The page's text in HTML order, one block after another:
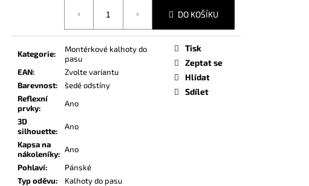
DO KOŠÍKU
Kategorie:
Montérkové kalhoty do
pasu
EAN:
Zvolte variantu
Barevnost:
šedé odstíny
Reflexní
prvky:
Ano
3D
silhouette:
Ano
Kapsa na
nákoleníky: Ano
Pohlaví:
Pánské
Typ oděvu:
Kalhoty do pasu
Tisk
Zeptat se
Hlídat
Sdílet